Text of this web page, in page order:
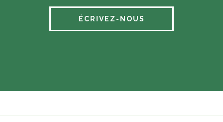
ÉCRIVEZ-NOUS